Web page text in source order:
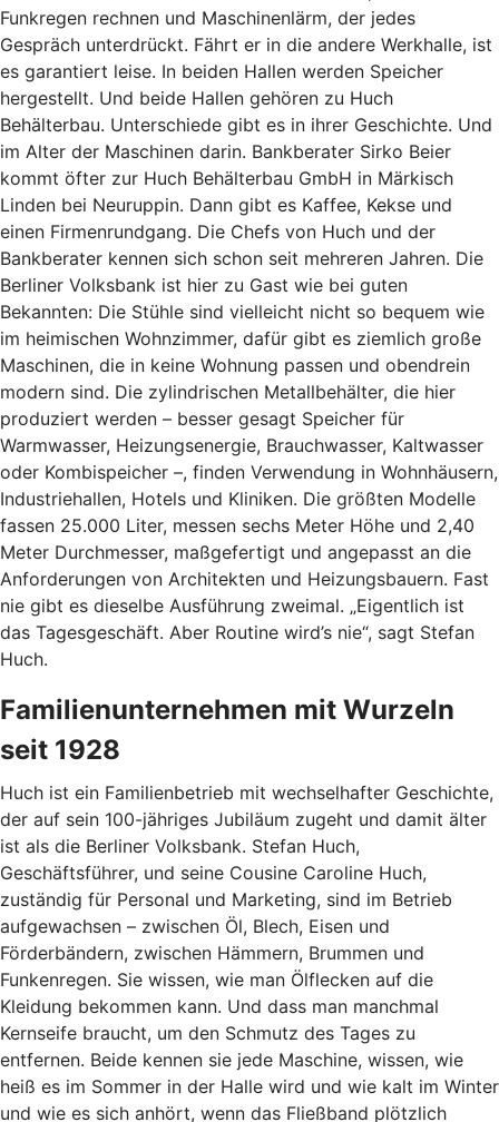
Funkregen rechnen und Maschinenlärm, der jedes
Gespräch unterdrückt. Fährt er in die andere Werkhalle, ist
es garantiert leise. In beiden Hallen werden Speicher
hergestellt. Und beide Hallen gehören zu Huch
Behälterbau. Unterschiede gibt es in ihrer Geschichte. Und
im Alter der Maschinen darin. Bankberater Sirko Beier
kommt öfter zur Huch Behälterbau GmbH in Märkisch
Linden bei Neuruppin. Dann gibt es Kaffee, Kekse und
einen Firmenrundgang. Die Chefs von Huch und der
Bankberater kennen sich schon seit mehreren Jahren. Die
Berliner Volksbank ist hier zu Gast wie bei guten
Bekannten: Die Stühle sind vielleicht nicht so bequem wie
im heimischen Wohnzimmer, dafür gibt es ziemlich große
Maschinen, die in keine Wohnung passen und obendrein
modern sind. Die zylindrischen Metallbehälter, die hier
produziert werden – besser gesagt Speicher für
Warmwasser, Heizungsenergie, Brauchwasser, Kaltwasser
oder Kombispeicher –, finden Verwendung in Wohnhäusern,
Industriehallen, Hotels und Kliniken. Die größten Modelle
fassen 25.000 Liter, messen sechs Meter Höhe und 2,40
Meter Durchmesser, maßgefertigt und angepasst an die
Anforderungen von Architekten und Heizungsbauern. Fast
nie gibt es dieselbe Ausführung zweimal. „Eigentlich ist
das Tagesgeschäft. Aber Routine wird’s nie“, sagt Stefan
Huch.
Familienunternehmen mit Wurzeln
seit 1928
Huch ist ein Familienbetrieb mit wechselhafter Geschichte,
der auf sein 100-jähriges Jubiläum zugeht und damit älter
ist als die Berliner Volksbank. Stefan Huch,
Geschäftsführer, und seine Cousine Caroline Huch,
zuständig für Personal und Marketing, sind im Betrieb
aufgewachsen – zwischen Öl, Blech, Eisen und
Förderbändern, zwischen Hämmern, Brummen und
Funkenregen. Sie wissen, wie man Ölflecken auf die
Kleidung bekommen kann. Und dass man manchmal
Kernseife braucht, um den Schmutz des Tages zu
entfernen. Beide kennen sie jede Maschine, wissen, wie
heiß es im Sommer in der Halle wird und wie kalt im Winter
und wie es sich anhört, wenn das Fließband plötzlich